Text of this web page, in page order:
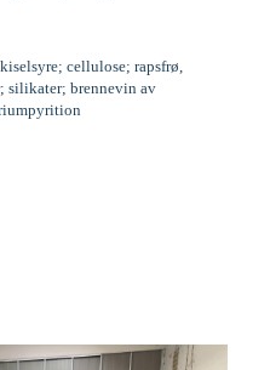
cellulose; rapsfrø,
silikater; brennevin av